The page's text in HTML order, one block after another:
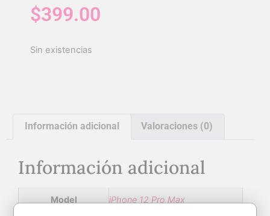
$399.00
Sin existencias
Información adicional Valoraciones (0)
Información adicional
Model iPhone 12 Pro Max